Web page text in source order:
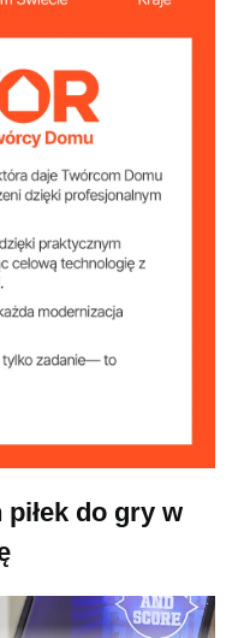
/ 0,26 kg
do gry w